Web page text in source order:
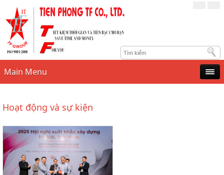
Main Menu
Hoạt động và sự kiện